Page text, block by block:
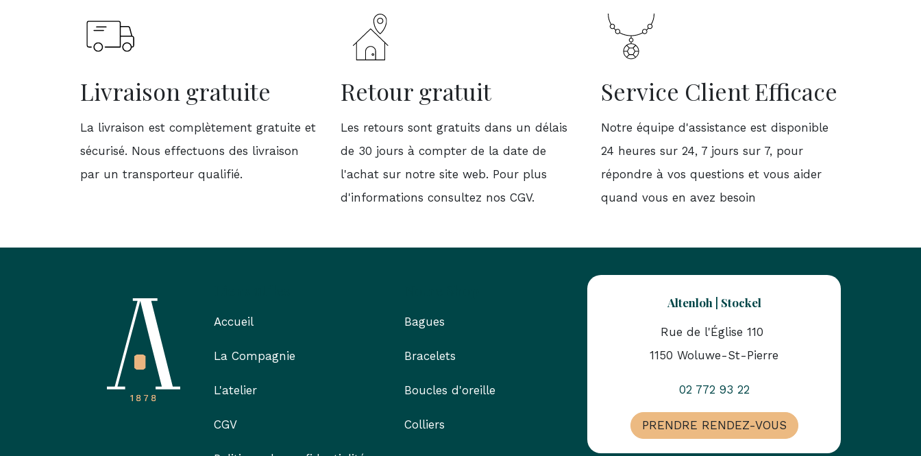
Livraison gratuite
La livraison est complètement gratuite et
sécurisé. Nous effectuons des livraison
par un transporteur qualifié.
Retour gratuit
Les retours sont gratuits dans un délais
de 30 jours à compter de la date de
l'achat sur notre site web. Pour plus
d'informations consultez nos CGV.
Service Client Efficace
Notre équipe d'assistance est disponible
24 heures sur 24, 7 jours sur 7, pour
répondre à vos questions et vous aider
quand vous en avez besoin
Accueil
La Compagnie
L'atelier
CGV
Altenloh | Stockel
Rue de l'Église 110
1150 Woluwe-St-Pierre
02 772 93 22
PRENDRE RENDEZ-VOUS
Bagues
Bracelets
Boucles d'oreille
Colliers